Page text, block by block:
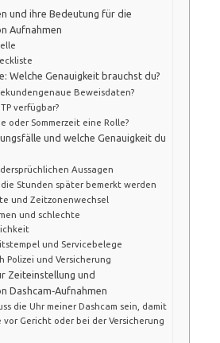
und ihre Bedeutung für die
Aufnahmen
Welche Genauigkeit brauchst du?
Beweisdaten?
verfügbar?
oder Sommerzeit eine Rolle?
und welche Genauigkeit du
Aussagen
die Stunden später bemerkt werden
und Zeitzonenwechsel
und schlechte
und Servicebelege
Polizei und Versicherung
Zeiteinstellung und
Dashcam‑Aufnahmen
die Uhr meiner Dashcam sein, damit
vor Gericht oder bei der Versicherung